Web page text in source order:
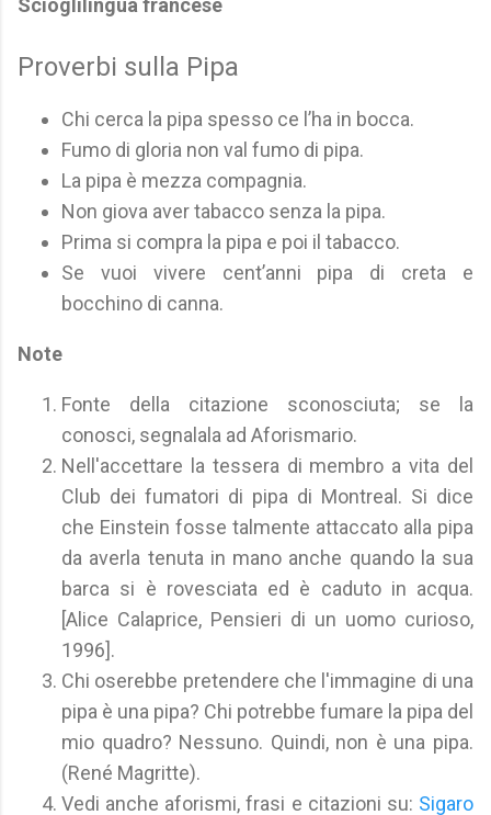
Scioglilingua francese
Proverbi sulla Pipa
Chi cerca la pipa spesso ce l’ha in bocca.
Fumo di gloria non val fumo di pipa.
La pipa è mezza compagnia.
Non giova aver tabacco senza la pipa.
Prima si compra la pipa e poi il tabacco.
Se vuoi vivere cent’anni pipa di creta e
bocchino di canna.
Note
Fonte della citazione sconosciuta; se la
conosci, segnalala ad Aforismario.
Nell'accettare la tessera di membro a vita del
Club dei fumatori di pipa di Montreal. Si dice
che Einstein fosse talmente attaccato alla pipa
da averla tenuta in mano anche quando la sua
barca si è rovesciata ed è caduto in acqua.
[Alice Calaprice, Pensieri di un uomo curioso,
1996].
Chi oserebbe pretendere che l'immagine di una
pipa è una pipa? Chi potrebbe fumare la pipa del
mio quadro? Nessuno. Quindi, non è una pipa.
(René Magritte).
Vedi anche aforismi, frasi e citazioni su: Sigaro